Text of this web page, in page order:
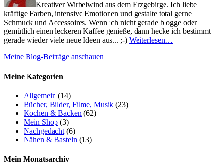
Kreativer Wirbelwind aus dem Erzgebirge. Ich liebe
kräftige Farben, intensive Emotionen und gestalte total gerne
Schmuck und Accessoires. Wenn ich nicht gerade blogge oder
gemütlich einen leckeren Kaffee genieße, dann hecke ich bestimmt
gerade wieder viele neue Ideen aus... ;-) Weiterlesen…
Meine Blog-Beiträge anschauen
Meine Kategorien
Allgemein (14)
Bücher, Bilder, Filme, Musik (23)
Kochen & Backen (62)
Mein Shop (3)
Nachgedacht (6)
Nähen & Basteln (13)
Mein Monatsarchiv